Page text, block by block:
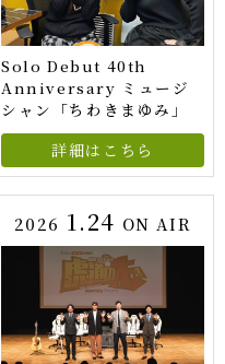
Solo Debut 40th
Anniversary ミュージ
シャン「ちわきまゆみ」
詳細はこちら
2026 1.24 ON AIR